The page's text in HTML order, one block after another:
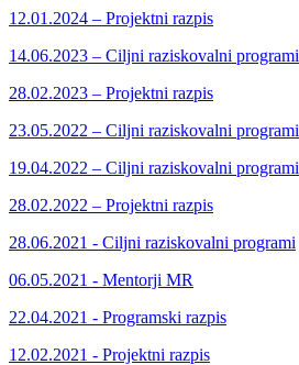
12.01.2024 – Projektni razpis
14.06.2023 – Ciljni raziskovalni programi
28.02.2023 – Projektni razpis
23.05.2022 – Ciljni raziskovalni programi
19.04.2022 – Ciljni raziskovalni programi
28.02.2022 – Projektni razpis
28.06.2021 - Ciljni raziskovalni programi
06.05.2021 - Mentorji MR
22.04.2021 - Programski razpis
12.02.2021 - Projektni razpis